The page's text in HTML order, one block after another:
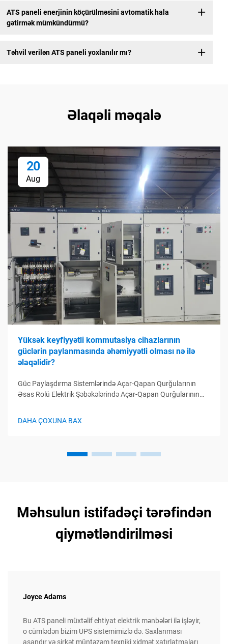
ATS paneli enerjinin köçürülməsini avtomatik hala
gətirmək mümkündürmü?
Təhvil verilən ATS paneli yoxlanılır mı?
Əlaqəli məqalə
20
Aug
Yüksək keyfiyyətli kommutasiya cihazlarının
güclərin paylanmasında əhəmiyyətli olması nə ilə
əlaqəlidir?
Güc Paylaşdırma Sistemlərində Açar-Qapan Qurğularının
Əsas Rolü Elektrik Şəbəkələrində Açar-Qapan Qurğularının
olunması, qorunması və avtomatik idarə olunması
DAHA ÇOXUNA BAX
Məhsulun istifadəçi tərəfindən
qiymətləndirilməsi
Joyce Adams
Bu ATS paneli müxtəlif ehtiyat elektrik mənbələri ilə işləyir,
o cümlədən bizim UPS sistemimizlə də. Saxlanması
asandır və şirkət müntəzəm texniki xidmət xatırlatmaları